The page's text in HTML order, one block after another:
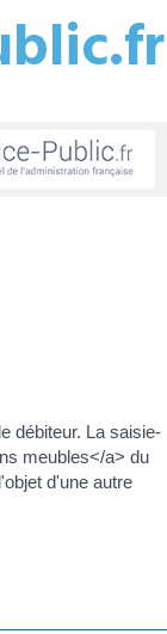
débiteur. La saisie-
meubles</a> du
d'une autre